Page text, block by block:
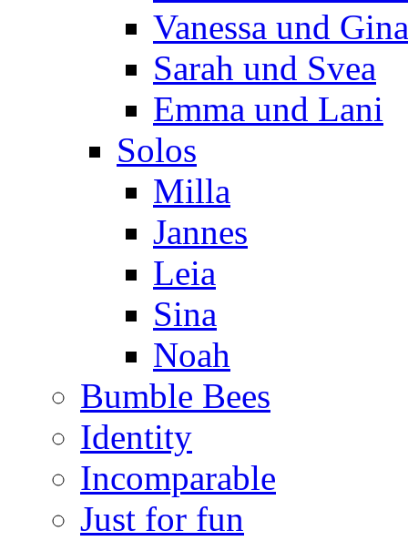
Vanessa und Gina
Sarah und Svea
Emma und Lani
Solos
Milla
Jannes
Leia
Sina
Noah
Bumble Bees
Identity
Incomparable
Just for fun